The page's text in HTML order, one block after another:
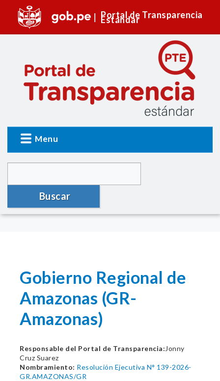
Portal de Transparencia
Estándar
Menu
Buscar
Gobierno Regional de
Amazonas (GR-
Amazonas)
Responsable del Portal de Transparencia: Jonny
Cruz Suarez
Nombramiento: Resolución Ejecutiva N° 139-2026-
GR.AMAZONAS/GR